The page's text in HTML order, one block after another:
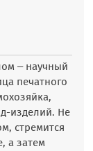
– научный
печатного
изделий. Не
стремится
а затем